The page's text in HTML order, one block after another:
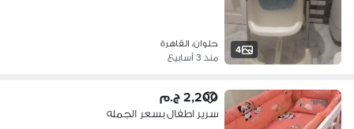
4
حلوان، القاهرة
منذ 3 أسابيع
2,200 ج.م
سرير اطفال بسعر الجمله